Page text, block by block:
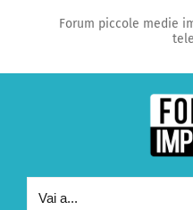
contenuto
Forum piccole medie
Vai a...